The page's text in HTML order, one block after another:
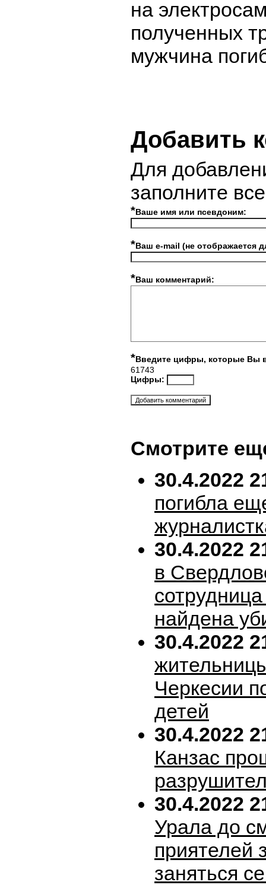
на
полученных
мужчина
Добавить
Для
заполните
*Ваше имя или псевдоним:
*Ваш e-mail (не отображается
*Ваш комментарий:
*Введите цифры, которые Вы
61743
Цифры:
Смотрите
30.4.2022
погибла
30.4.2022
в
найдена
30.4.2022
Черкесии
детей
30.4.2022
Канзас
30.4.2022
Урала до
приятелей
заняться